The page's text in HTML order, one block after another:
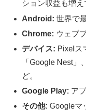
ション収益も増え
Android: 世界で
Chrome: ウェブ
デバイス: Pixelス
「Google Nest
ど。
Google Play: ア
その他: Googleマ